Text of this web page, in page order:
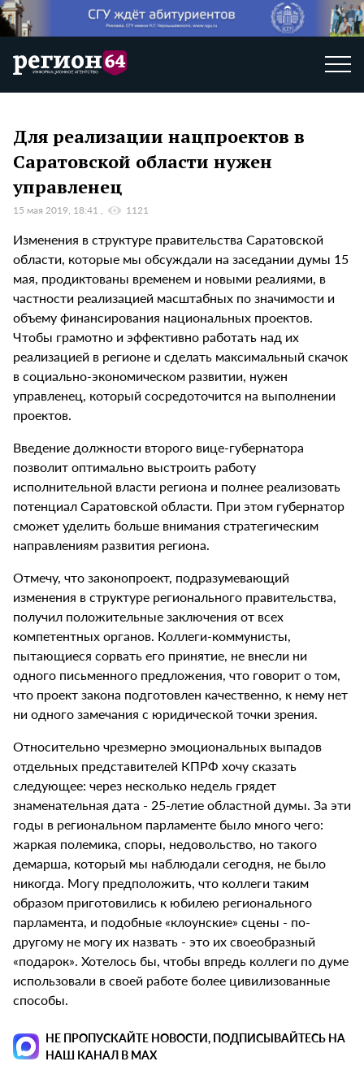
Для реализации нацпроектов в
Саратовской области нужен
управленец
15 мая 2019, 18:41 1121
Изменения в структуре правительства Саратовской
области, которые мы обсуждали на заседании думы 15
мая, продиктованы временем и новыми реалиями, в
частности реализацией масштабных по значимости и
объему финансирования национальных проектов.
Чтобы грамотно и эффективно работать над их
реализацией в регионе и сделать максимальный скачок
в социально-экономическом развитии, нужен
управленец, который сосредоточится на выполнении
проектов.
Введение должности второго вице-губернатора
позволит оптимально выстроить работу
исполнительной власти региона и полнее реализовать
потенциал Саратовской области. При этом губернатор
сможет уделить больше внимания стратегическим
направлениям развития региона.
Отмечу, что законопроект, подразумевающий
изменения в структуре регионального правительства,
получил положительные заключения от всех
компетентных органов. Коллеги-коммунисты,
пытающиеся сорвать его принятие, не внесли ни
одного письменного предложения, что говорит о том,
что проект закона подготовлен качественно, к нему нет
ни одного замечания с юридической точки зрения.
Относительно чрезмерно эмоциональных выпадов
отдельных представителей КПРФ хочу сказать
следующее: через несколько недель грядет
знаменательная дата - 25-летие областной думы. За эти
годы в региональном парламенте было много чего:
жаркая полемика, споры, недовольство, но такого
демарша, который мы наблюдали сегодня, не было
никогда. Могу предположить, что коллеги таким
образом приготовились к юбилею регионального
парламента, и подобные «клоунские» сцены - по-
другому не могу их назвать - это их своеобразный
«подарок». Хотелось бы, чтобы впредь коллеги по думе
использовали в своей работе более цивилизованные
способы.
НЕ ПРОПУСКАЙТЕ НОВОСТИ, ПОДПИСЫВАЙТЕСЬ НА
НАШ КАНАЛ В MAX